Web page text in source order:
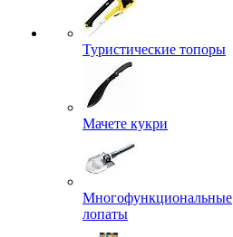
Туристические топоры
Мачете кукри
Многофункциональные
лопаты